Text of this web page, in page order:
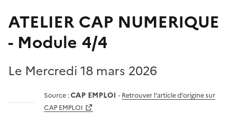
ATELIER CAP NUMERIQUE
- Module 4/4
Le Mercredi 18 mars 2026
Source :CAP EMPLOI - Retrouver l'article d'origine sur
CAP EMPLOI